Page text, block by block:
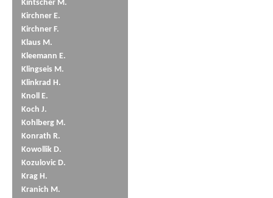
Kintscher M.
Kirchner E.
Kirchner F.
Klaus M.
Kleemann E.
Klingseis M.
Klinkrad H.
Knoll E.
Koch J.
Kohlberg M.
Konrath R.
Kowollik D.
Kozulovic D.
Krag H.
Kranich M.